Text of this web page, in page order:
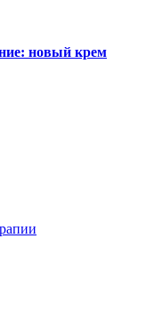
новый крем